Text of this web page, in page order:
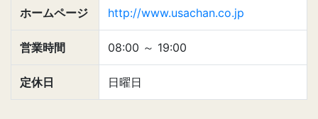
ホームページ http://www.usachan.co.jp
営業時間 08:00 ～ 19:00
定休日 日曜日